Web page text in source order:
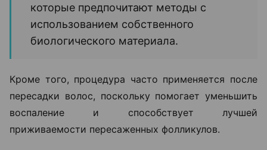
которые предпочитают методы с
использованием собственного
биологического материала.
Кроме того, процедура часто применяется после
пересадки волос, поскольку помогает уменьшить
воспаление и способствует лучшей
приживаемости пересаженных фолликулов.